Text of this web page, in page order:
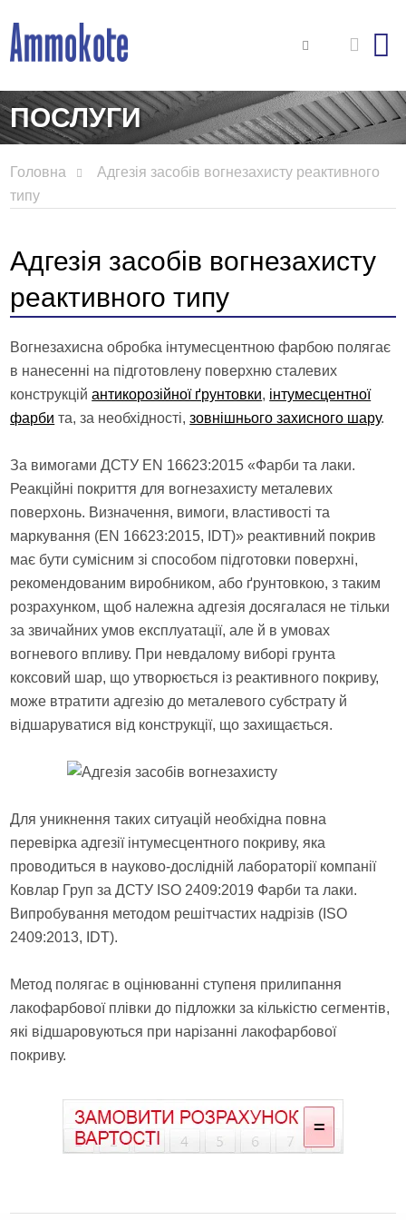
ПОСЛУГИ
Головна
Адгезія засобів вогнезахисту реактивного
типу
Адгезія засобів вогнезахисту
реактивного типу
Вогнезахисна обробка інтумесцентною фарбою полягає
в нанесенні на підготовлену поверхню сталевих
конструкційантикорозійної ґрунтовки, інтумесцентної
фарби та, за необхідності,зовнішнього захисного шару.
За вимогами ДСТУ EN 16623:2015 «Фарби та лаки.
Реакційні покриття для вогнезахисту металевих
поверхонь. Визначення, вимоги, властивості та
маркування (EN 16623:2015, IDT)» реактивний покрив
має бути сумісним зі способом підготовки поверхні,
рекомендованим виробником, або ґрунтовкою, з таким
розрахунком, щоб належна адгезія досягалася не тільки
за звичайних умов експлуатації, але й в умовах
вогневого впливу. При невдалому виборі грунта
коксовий шар, що утворюється із реактивного покриву,
може втратити адгезію до металевого субстрату й
відшаруватися від конструкції, що захищається.
Для уникнення таких ситуацій необхідна повна
перевірка адгезії інтумесцентного покриву, яка
проводиться в науково-дослідній лабораторії компанії
Ковлар Груп за ДСТУ ISO 2409:2019 Фарби та лаки.
Випробування методом решітчастих надрізів (ISO
2409:2013, IDT).
Метод полягає в оцінюванні ступеня прилипання
лакофарбової плівки до підложки за кількістю сегментів,
які відшаровуються при нарізанні лакофарбової
покриву.